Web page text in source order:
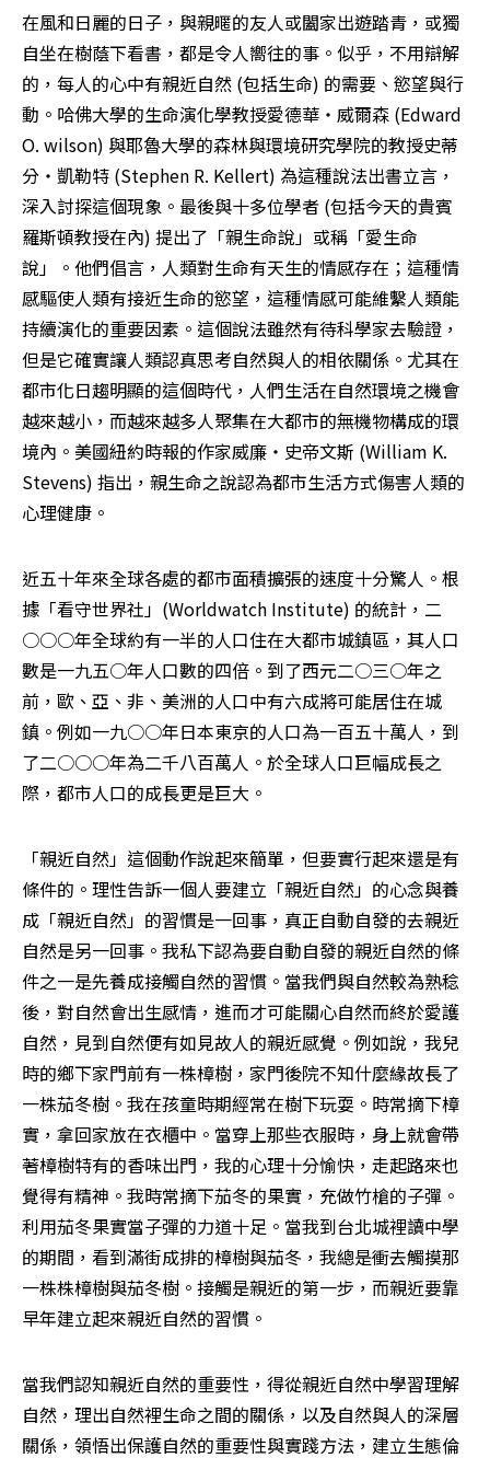
在風和日麗的日子，與親暱的友人或闔家出遊踏青，或獨
自坐在樹蔭下看書，都是令人嚮往的事。似乎，不用辯解
的，每人的心中有親近自然 (包括生命) 的需要、慾望與行
動。哈佛大學的生命演化學教授愛德華‧威爾森 (Edward
O. wilson) 與耶魯大學的森林與環境研究學院的教授史蒂
分‧凱勒特 (Stephen R. Kellert) 為這種說法出書立言，
深入討探這個現象。最後與十多位學者 (包括今天的貴賓
羅斯頓教授在內) 提出了「親生命說」或稱「愛生命
說」。他們倡言，人類對生命有天生的情感存在；這種情
感驅使人類有接近生命的慾望，這種情感可能維繫人類能
持續演化的重要因素。這個說法雖然有待科學家去驗證，
但是它確實讓人類認真思考自然與人的相依關係。尤其在
都市化日趨明顯的這個時代，人們生活在自然環境之機會
越來越小，而越來越多人聚集在大都市的無機物構成的環
境內。美國紐約時報的作家威廉‧史帝文斯 (William K.
Stevens) 指出，親生命之說認為都市生活方式傷害人類的
心理健康。
近五十年來全球各處的都市面積擴張的速度十分驚人。根
據「看守世界社」(Worldwatch Institute) 的統計，二
○○○年全球約有一半的人口住在大都市城鎮區，其人口
數是一九五○年人口數的四倍。到了西元二○三○年之
前，歐、亞、非、美洲的人口中有六成將可能居住在城
鎮。例如一九○○年日本東京的人口為一百五十萬人，到
了二○○○年為二千八百萬人。於全球人口巨幅成長之
際，都市人口的成長更是巨大。
「親近自然」這個動作說起來簡單，但要實行起來還是有
條件的。理性告訴一個人要建立「親近自然」的心念與養
成「親近自然」的習慣是一回事，真正自動自發的去親近
自然是另一回事。我私下認為要自動自發的親近自然的條
件之一是先養成接觸自然的習慣。當我們與自然較為熟稔
後，對自然會出生感情，進而才可能關心自然而終於愛護
自然，見到自然便有如見故人的親近感覺。例如說，我兒
時的鄉下家門前有一株樟樹，家門後院不知什麼緣故長了
一株茄冬樹。我在孩童時期經常在樹下玩耍。時常摘下樟
實，拿回家放在衣櫃中。當穿上那些衣服時，身上就會帶
著樟樹特有的香味出門，我的心理十分愉快，走起路來也
覺得有精神。我時常摘下茄冬的果實，充做竹槍的子彈。
利用茄冬果實當子彈的力道十足。當我到台北城裡讀中學
的期間，看到滿街成排的樟樹與茄冬，我總是衝去觸摸那
一株株樟樹與茄冬樹。接觸是親近的第一步，而親近要靠
早年建立起來親近自然的習慣。
當我們認知親近自然的重要性，得從親近自然中學習理解
自然，理出自然裡生命之間的關係，以及自然與人的深層
關係，領悟出保護自然的重要性與實踐方法，建立生態倫